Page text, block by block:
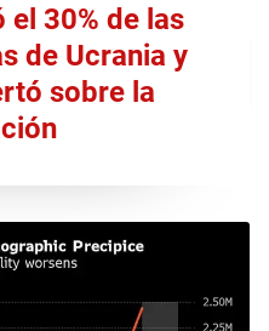
el 30% de las
de Ucrania y
sobre la